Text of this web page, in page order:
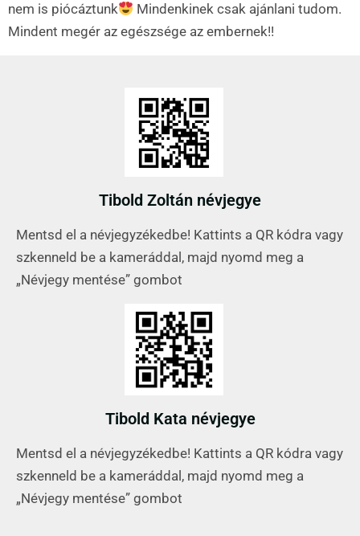
nem is piócáztunk
Mindenkinek csak ajánlani tudom.
Mindent megér az egészsége az embernek!!
Tibold Zoltán névjegye
Mentsd el a névjegyzékedbe! Kattints a QR kódra vagy
szkenneld be a kameráddal, majd nyomd meg a
„Névjegy mentése” gombot
Tibold Kata névjegye
Mentsd el a névjegyzékedbe! Kattints a QR kódra vagy
szkenneld be a kameráddal, majd nyomd meg a
„Névjegy mentése” gombot